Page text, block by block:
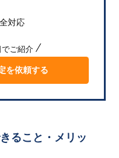
対応
ご紹介
を依頼する
ること・メリッ